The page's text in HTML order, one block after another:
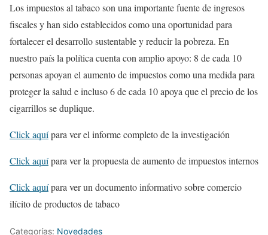
Los impuestos al tabaco son una importante fuente de ingresos
fiscales y han sido establecidos como una oportunidad para
fortalecer el desarrollo sustentable y reducir la pobreza. En
nuestro país la política cuenta con amplio apoyo: 8 de cada 10
personas apoyan el aumento de impuestos como una medida para
proteger la salud e incluso 6 de cada 10 apoya que el precio de los
cigarrillos se duplique.
Click aquípara ver el informe completo de la investigación
Click aquípara ver la propuesta de aumento de impuestos internos
Click aquípara ver un documento informativo sobre comercio
ilícito de productos de tabaco
Categorías: Novedades